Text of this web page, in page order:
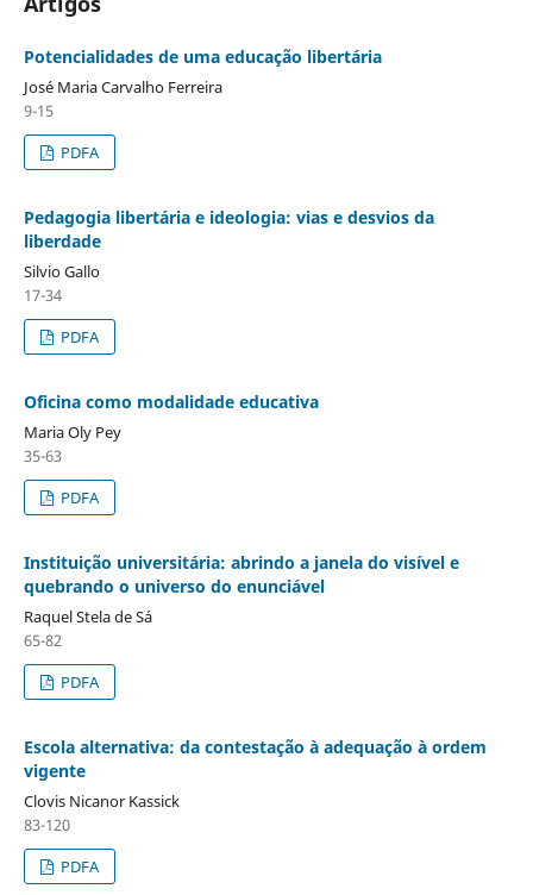
Potencialidades de uma educação libertária
José Maria Carvalho Ferreira
9-15
PDFA
Pedagogia libertária e ideologia: vias e desvios da
liberdade
Silvio Gallo
17-34
PDFA
Oficina como modalidade educativa
Maria Oly Pey
35-63
PDFA
Instituição universitária: abrindo a janela do visível e
quebrando o universo do enunciável
Raquel Stela de Sá
65-82
PDFA
Escola alternativa: da contestação à adequação à ordem
vigente
Clovis Nicanor Kassick
83-120
PDFA